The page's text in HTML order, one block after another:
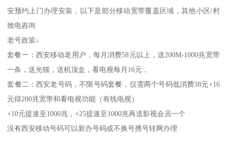
安预约上门办理安装，以下是部分移动宽带覆盖区域，其他小区/村
致电咨询
老号政策↓
套餐一：西安移动老用户，每月消费58元以上，送200M-1000兆宽带
一条，送光猫，送机顶盒，看电视每月16元，
套餐二：西安老号码，不限号码套餐，仅需两个号码低消费38元+16
元得200兆宽带和看电视功能（有线电视）
+10元提速至1000兆，+25提速至1000兆再送影视会员一个
没有西安移动号码可以新办号码或不换号携号转网办理